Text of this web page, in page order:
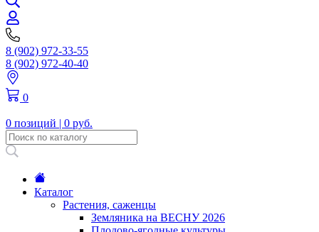
8 (902) 972-33-55
8 (902) 972-40-40
0
0 позиций | 0 руб.
Каталог
Растения, саженцы
Земляника на ВЕСНУ 2026